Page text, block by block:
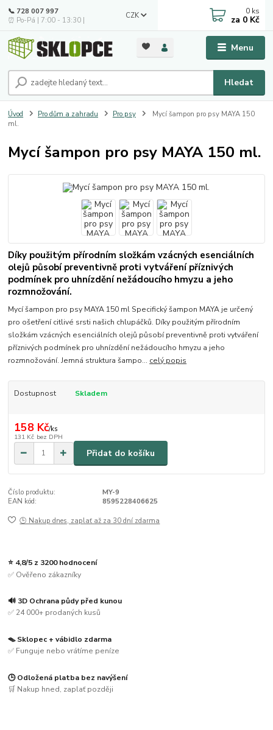
Menu
CZK
Hledat
📞 728 007 997
⏰ Po-Pá | 7:00 - 13:30 |
0 ks
za 0 Kč
Úvod Pro dům a zahradu Pro psy
Mycí šampon pro psy MAYA 150
ml.
Mycí šampon pro psy MAYA 150 ml.
Díky použitým přírodním složkám vzácných esenciálních
olejů působí preventivně proti vytváření příznivých
podmínek pro uhnízdění nežádoucího hmyzu a jeho
rozmnožování.
Mycí šampon pro psy MAYA 150 ml Specifický šampon MAYA je určený
pro ošetření citlivé srsti našich chlupáčků. Díky použitým přírodním
složkám vzácných esenciálních olejů působí preventivně proti vytváření
příznivých podmínek pro uhnízdění nežádoucího hmyzu a jeho
rozmnožování. Jemná struktura šampo... celý popis
Dostupnost Skladem
158 Kč/ks
131 Kč bez DPH
Přidat do košíku
Číslo produktu:
MY-9
EAN kód:
8595228406625
🕒 Nakup dnes, zaplať až za 30 dní zdarma
⭐ 4,8/5 z 3200 hodnocení
✅ Ověřeno zákazníky
🔊 3D Ochrana půdy před kunou
✅ 24 000+ prodaných kusů
🪤 Sklopec + vábidlo zdarma
✅ Funguje nebo vrátíme peníze
🕒 Odložená platba bez navýšení
🛒 Nakup hned, zaplať později